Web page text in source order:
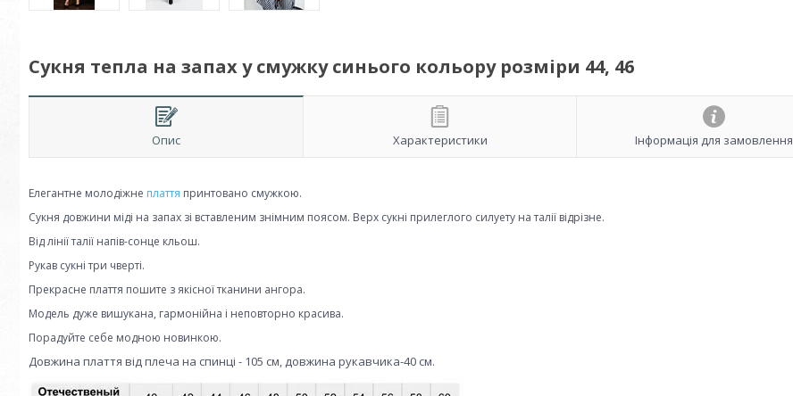
Сукня тепла на запах у смужку синього кольору розміри 44, 46
Опис Характеристики Інформація для замовлення
Елегантне молодіжне плаття принтовано смужкою.
Сукня довжини міді на запах зі вставленим знімним поясом. Верх сукні прилеглого силуету на талії відрізне.
Від лінії талії напів-сонце кльош.
Рукав сукні три чверті.
Прекрасне плаття пошите з якісної тканини ангора.
Модель дуже вишукана, гармонійна і неповторно красива.
Порадуйте себе модною новинкою.
Довжина плаття від плеча на спинці - 105 см, довжина рукавчика-40 см.